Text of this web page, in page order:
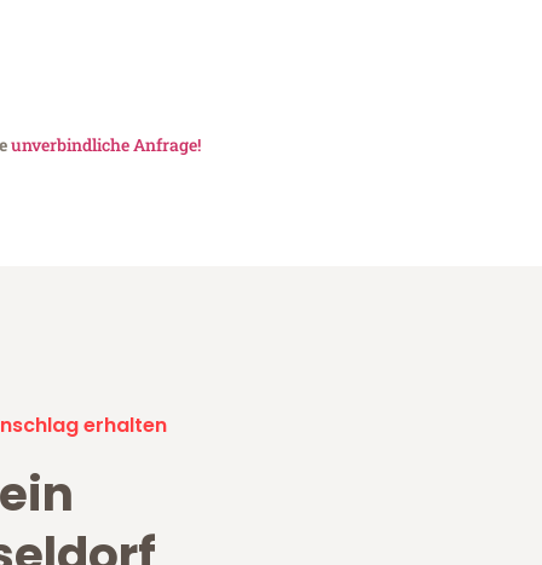
unverbindliche Anfrage!
erhalten